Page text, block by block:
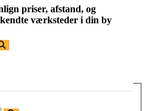
priser, afstand, og
værksteder i din by